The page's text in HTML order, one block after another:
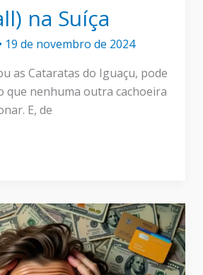
na Suíça
• 19 de novembro de 2024
as Cataratas do Iguaçu, pode
que nenhuma outra cachoeira
E, de